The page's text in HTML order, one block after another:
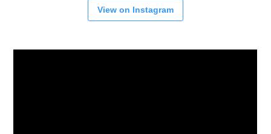
View on Instagram